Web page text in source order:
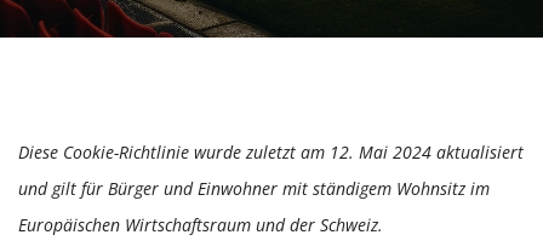
Diese Cookie-Richtlinie wurde zuletzt am 12. Mai 2024 aktualisiert
und gilt für Bürger und Einwohner mit ständigem Wohnsitz im
Europäischen Wirtschaftsraum und der Schweiz.